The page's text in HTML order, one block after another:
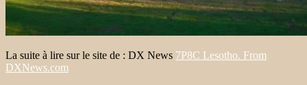
La suite à lire sur le site de : DX News 7P8C Lesotho. From
DXNews.com